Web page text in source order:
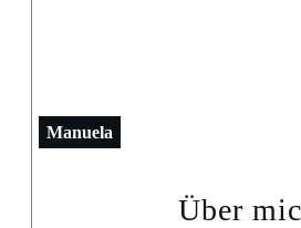
Manuela
Über